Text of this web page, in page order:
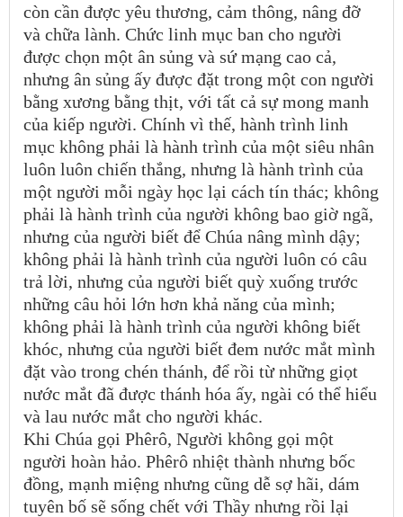
còn cần được yêu thương, cảm thông, nâng đỡ
và chữa lành. Chức linh mục ban cho người
được chọn một ân sủng và sứ mạng cao cả,
nhưng ân sủng ấy được đặt trong một con người
bằng xương bằng thịt, với tất cả sự mong manh
của kiếp người. Chính vì thế, hành trình linh
mục không phải là hành trình của một siêu nhân
luôn luôn chiến thắng, nhưng là hành trình của
một người mỗi ngày học lại cách tín thác; không
phải là hành trình của người không bao giờ ngã,
nhưng của người biết để Chúa nâng mình dậy;
không phải là hành trình của người luôn có câu
trả lời, nhưng của người biết quỳ xuống trước
những câu hỏi lớn hơn khả năng của mình;
không phải là hành trình của người không biết
khóc, nhưng của người biết đem nước mắt mình
đặt vào trong chén thánh, để rồi từ những giọt
nước mắt đã được thánh hóa ấy, ngài có thể hiểu
và lau nước mắt cho người khác.
Khi Chúa gọi Phêrô, Người không gọi một
người hoàn hảo. Phêrô nhiệt thành nhưng bốc
đồng, mạnh miệng nhưng cũng dễ sợ hãi, dám
tuyên bố sẽ sống chết với Thầy nhưng rồi lại